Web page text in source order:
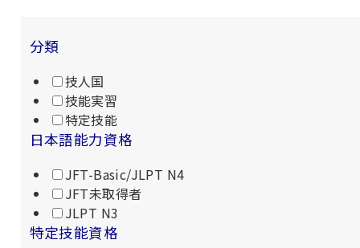
分類
技人国
技能実習
特定技能
日本語能力資格
JFT-Basic/JLPT N4
JFT未取得者
JLPT N3
特定技能資格